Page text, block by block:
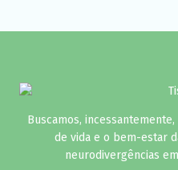
Buscamos,
de vida e o bem-estar
neurodivergências